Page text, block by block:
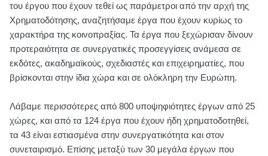
του έργου που έχουν τεθεί ως παράμετροι από την αρχή της
Χρηματοδότησης, αναζητήσαμε έργα που έχουν κυρίως το
χαρακτήρα της κοινοπραξίας. Τα έργα που ξεχώρισαν δίνουν
προτεραιότητα σε συνεργατικές προσεγγίσεις ανάμεσα σε
εκδότες, ακαδημαϊκούς, σχεδιαστές και επιχειρηματίες, που
βρίσκονται στην ίδια χώρα και σε ολόκληρη την Ευρώπη.
Λάβαμε περισσότερες από 800 υποψηφιότητες έργων από 25
χώρες, και από τα 124 έργα που έχουν ήδη χρηματοδοτηθεί,
τα 43 είναι εστιασμένα στην συνεργατικότητα και στον
συνεταιρισμό. Επίσης μεταξύ των 30 μεγάλα έργων που